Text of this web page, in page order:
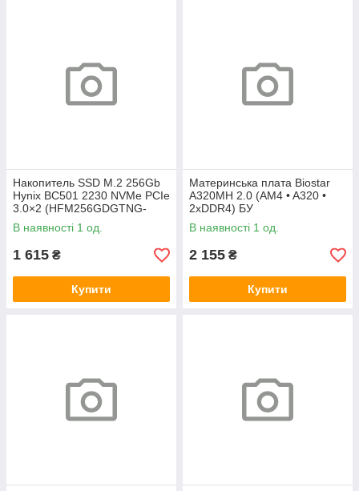
Накопитель SSD M.2 256Gb
Hynix BC501 2230 NVMe PCIe
3.0×2 (HFM256GDGTNG-
83A0A) 800/1600 БУ
В наявності 1 од.
1 615 ₴
Купити
Материнська плата Biostar
A320MH 2.0 (AM4 • A320 •
2xDDR4) БУ
В наявності 1 од.
2 155 ₴
Купити